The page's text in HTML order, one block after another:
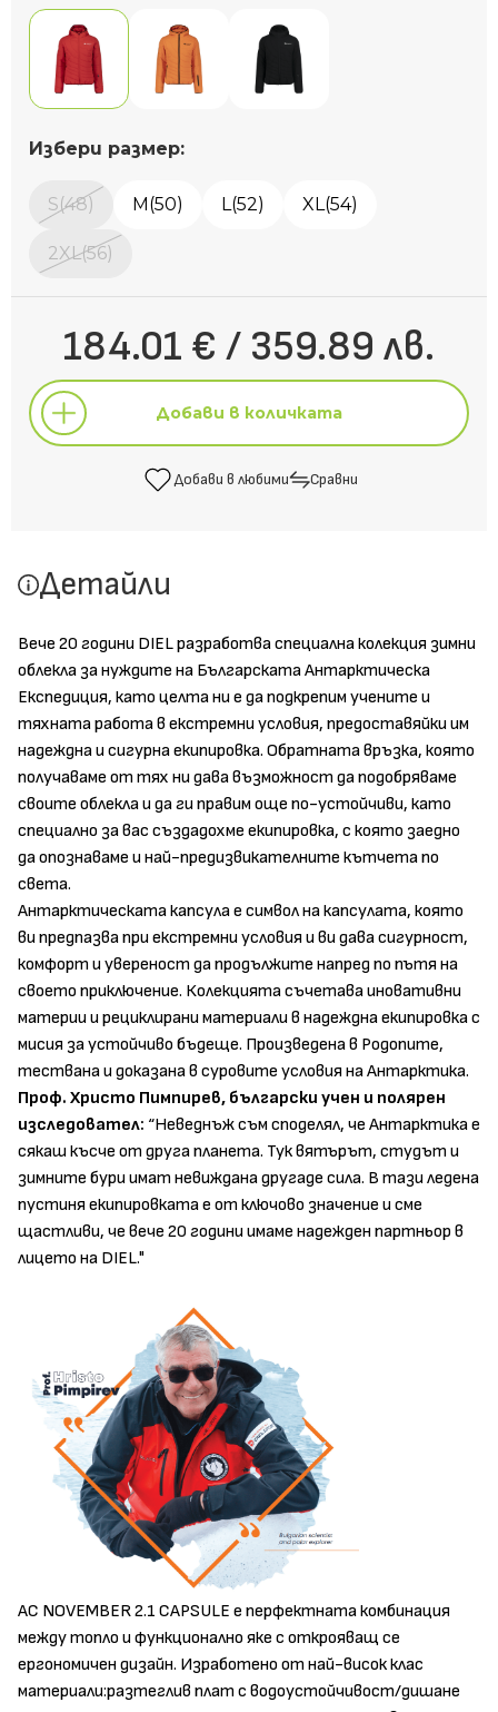
Избери размер:
S(48) M(50) L(52) XL(54)
2XL(56)
184.01 € / 359.89 лв.
Добави в количката
Добави в любими Сравни
Детайли
Вече 20 години DIEL разработва специална колекция зимни
облекла за нуждите на Българската Антарктическа
Експедиция, като целта ни е да подкрепим учените и
тяхната работа в екстрeмни условия, предоставяйки им
надеждна и сигурна екипировка. Обратната връзка, която
получаваме от тях ни дава възможност да подобряваме
своите облекла и да ги правим още по-устойчиви, като
специално за вас създадохме екипировка, с която заедно
да опознаваме и най-предизвикателните кътчета по
света.
Антарктическата капсула е символ на капсулата, която
ви предпазва при екстремни условия и ви дава сигурност,
комфорт и увереност да продължите напред по пътя на
своето приключение. Колекцията съчетава иновативни
материи и рециклирани материали в надеждна екипировка с
мисия за устойчиво бъдеще. Произведена в Родопите,
тествана и доказана в суровите условия на Антарктика.
Проф. Христо Пимпирев, български учен и полярен
изследовател: “Неведнъж съм споделял, че Антарктика е
сякаш късче от друга планета. Тук вятърът, студът и
зимните бури имат невиждана другаде сила. В тази ледена
пустиня екипировката е от ключово значение и сме
щастливи, че вече 20 години имаме надежден партньор в
лицето на DIEL."
AC NOVEMBER 2.1 CAPSULE е перфектната комбинация
между топлo и функционално яке с открояващ се
ергономичен дизайн. Изработено от най-висок клас
материали:разтеглив плат с водоустойчивост/дишане